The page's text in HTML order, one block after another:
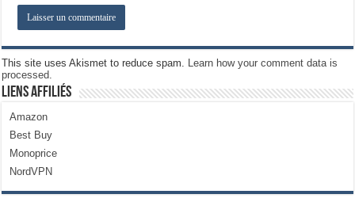
This site uses Akismet to reduce spam.
Learn how your comment data is
processed.
Liens Affiliés
Amazon
Best Buy
Monoprice
NordVPN